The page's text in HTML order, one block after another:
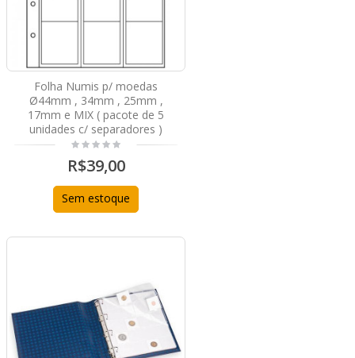
Folha Numis p/ moedas
Ø44mm , 34mm , 25mm ,
17mm e MIX ( pacote de 5
unidades c/ separadores )
R$39,00
Sem estoque